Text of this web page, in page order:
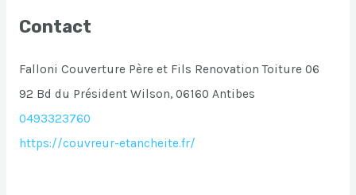
Contact
Falloni Couverture Père et Fils Renovation Toiture 06
92 Bd du Président Wilson, 06160 Antibes
0493323760
https://couvreur-etancheite.fr/